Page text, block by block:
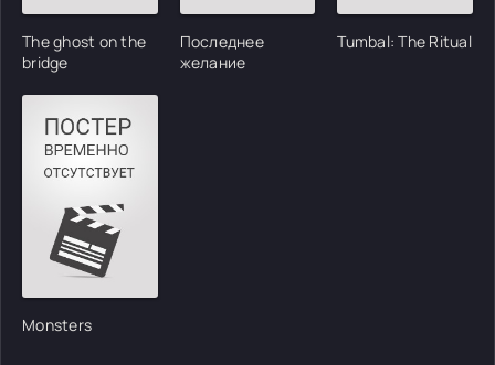
The ghost on the
bridge
Последнее
желание
Tumbal: The Ritual
Monsters